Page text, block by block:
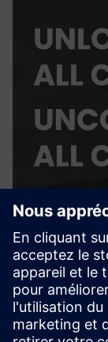
CUE - AI
CUE est un
l'AEC. Il vous
dessins,